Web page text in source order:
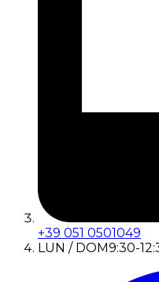
+39 051 0501049
LUN / DOM9:30-